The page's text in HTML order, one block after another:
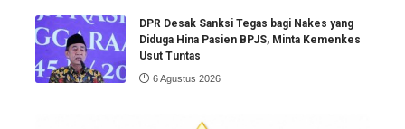
DPR Desak Sanksi Tegas bagi Nakes yang
Diduga Hina Pasien BPJS, Minta Kemenkes
Usut Tuntas
6 Agustus 2026